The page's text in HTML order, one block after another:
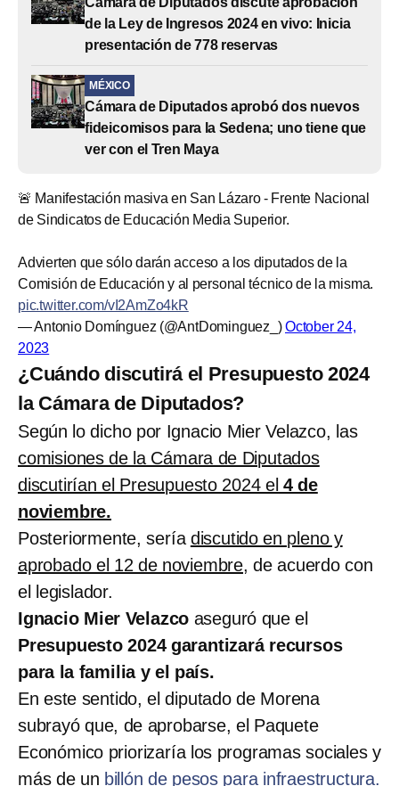
de la Ley de Ingresos 2024 en vivo: Inicia
presentación de 778 reservas
MÉXICO
Cámara de Diputados aprobó dos nuevos
fideicomisos para la Sedena; uno tiene que
ver con el Tren Maya
🚨 Manifestación masiva en San Lázaro - Frente Nacional
de Sindicatos de Educación Media Superior.
Advierten que sólo darán acceso a los diputados de la
Comisión de Educación y al personal técnico de la misma.
pic.twitter.com/vI2AmZo4kR
— Antonio Domínguez (@AntDominguez_)October 24,
2023
¿Cuándo discutirá el Presupuesto 2024
la Cámara de Diputados?
Según lo dicho por Ignacio Mier Velazco, las
comisiones de la Cámara de Diputados
discutirían el Presupuesto 2024 el 4 de
noviembre.
Posteriormente, sería discutido en pleno y
aprobado el 12 de noviembre, de acuerdo con
el legislador.
Ignacio Mier Velazco aseguró que el
Presupuesto 2024 garantizará recursos
para la familia y el país.
En este sentido, el diputado de Morena
subrayó que, de aprobarse, el Paquete
Económico priorizaría los programas sociales y
más de un billón de pesos para infraestructura.